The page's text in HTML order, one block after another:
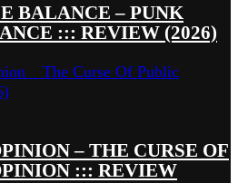
BALANCE – PUNK
::: REVIEW (2026)
– THE CURSE OF
::: REVIEW